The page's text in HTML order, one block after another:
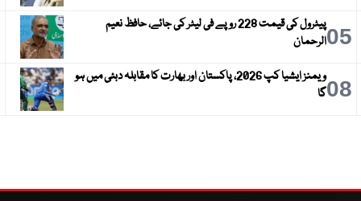
05
پیٹرول کی قیمت 228 روپے فی لیٹر کی جائے، حافظ نعیم
الرحمان
08
ویمنز ایشیا کپ 2026، پاکستان اور بھارت کا مقابلہ دبئی میں ہو
گا